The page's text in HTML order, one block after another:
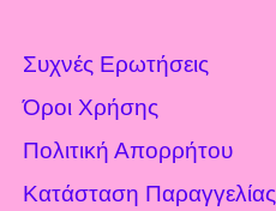
Συχνές Ερωτήσεις
Όροι Χρήσης
Πολιτική Απορρήτου
Κατάσταση Παραγγελίας